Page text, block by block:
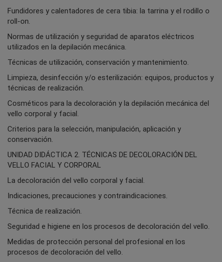
Fundidores y calentadores de cera tibia: la tarrina y el rodillo o
roll-on.
Normas de utilización y seguridad de aparatos eléctricos
utilizados en la depilación mecánica.
Técnicas de utilización, conservación y mantenimiento.
Limpieza, desinfección y/o esterilización: equipos, productos y
técnicas de realización.
Cosméticos para la decoloración y la depilación mecánica del
vello corporal y facial.
Criterios para la selección, manipulación, aplicación y
conservación.
UNIDAD DIDÁCTICA 2. TÉCNICAS DE DECOLORACIÓN DEL
VELLO FACIAL Y CORPORAL
La decoloración del vello corporal y facial.
Indicaciones, precauciones y contraindicaciones.
Técnica de realización.
Seguridad e higiene en los procesos de decoloración del vello.
Medidas de protección personal del profesional en los
procesos de decoloración del vello.